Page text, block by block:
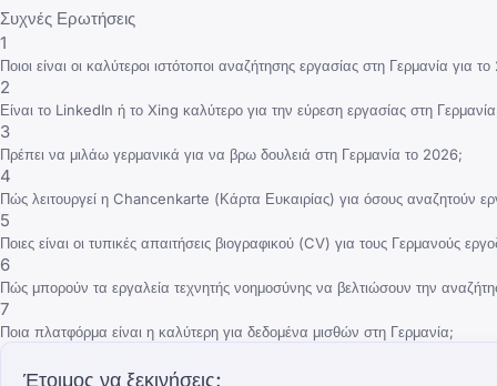
Συχνές Ερωτήσεις
1
Ποιοι είναι οι καλύτεροι ιστότοποι αναζήτησης εργασίας στη Γερμανία για
2
Είναι το LinkedIn ή το Xing καλύτερο για την εύρεση εργασίας στη
3
Πρέπει να μιλάω γερμανικά για να βρω δουλειά στη Γερμανία το 2026;
4
Πώς λειτουργεί η Chancenkarte (Κάρτα Ευκαιρίας) για όσους αναζητούν
5
Ποιες είναι οι τυπικές απαιτήσεις βιογραφικού (CV) για τους Γερμανούς
6
Πώς μπορούν τα εργαλεία τεχνητής νοημοσύνης να βελτιώσουν την
7
Ποια πλατφόρμα είναι η καλύτερη για δεδομένα μισθών στη Γερμανία;
Έτοιμος να ξεκινήσεις;